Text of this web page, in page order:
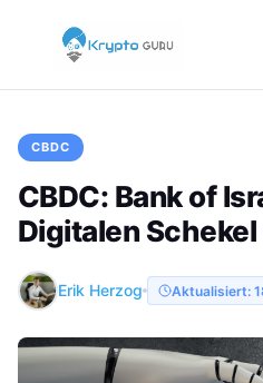
CBDC
CBDC: Bank of
Digitalen
Erik Herzog Aktualisiert: